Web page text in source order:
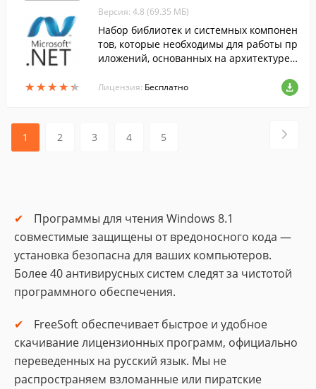
★★★★★
★★★★★
Версия: 4.8 (69.35 МБ)
Набор библиотек и системных компонен
тов, которые необходимы для работы пр
иложений, основанных на архитектуре .
Лицензия: Бесплатно
1 2 3 4 5
Программы для чтения Windows 8.1
совместимые защищены от вредоносного кода —
установка безопасна для ваших компьютеров.
Более 40 антивирусных систем следят за чистотой
программного обеспечения.
FreeSoft обеспечивает быстрое и удобное
скачивание лицензионных программ, официально
переведенных на русский язык. Мы не
распространяем взломанные или пиратские